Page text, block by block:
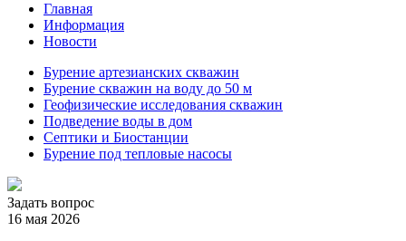
Главная
Информация
Новости
Бурение артезианских скважин
Бурение скважин на воду до 50 м
Геофизические исследования скважин
Подведение воды в дом
Септики и Биостанции
Бурение под тепловые насосы
Задать вопрос
16 мая 2026